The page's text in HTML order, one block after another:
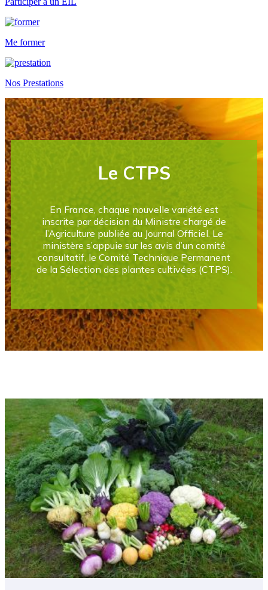
Me former
Nos Prestations
Le CTPS
En France, chaque nouvelle variété est
inscrite par décision du Ministre chargé de
l’Agriculture publiée au Journal Officiel. Le
ministère s’appuie sur les avis d’un comité
consultatif, le Comité Technique Permanent
de la Sélection des plantes cultivées (CTPS).